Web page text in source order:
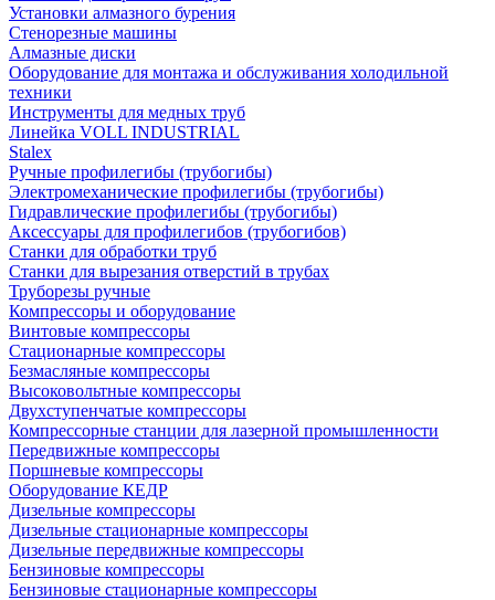
Установки алмазного бурения
Стенорезные машины
Алмазные диски
Оборудование для монтажа и обслуживания холодильной
техники
Инструменты для медных труб
Линейка VOLL INDUSTRIAL
Stalex
Ручные профилегибы (трубогибы)
Электромеханические профилегибы (трубогибы)
Гидравлические профилегибы (трубогибы)
Аксессуары для профилегибов (трубогибов)
Станки для обработки труб
Станки для вырезания отверстий в трубах
Труборезы ручные
Компрессоры и оборудование
Винтовые компрессоры
Стационарные компрессоры
Безмасляные компрессоры
Высоковольтные компрессоры
Двухступенчатые компрессоры
Компрессорные станции для лазерной промышленности
Передвижные компрессоры
Поршневые компрессоры
Оборудование КЕДР
Дизельные компрессоры
Дизельные стационарные компрессоры
Дизельные передвижные компрессоры
Бензиновые компрессоры
Бензиновые стационарные компрессоры